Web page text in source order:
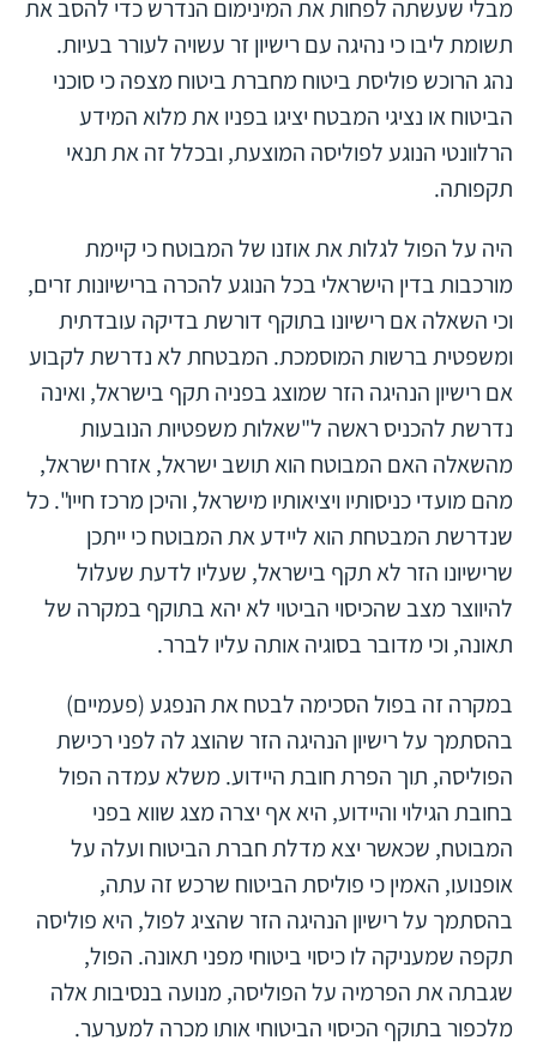
מבלי שעשתה לפחות את המינימום הנדרש כדי להסב את
תשומת ליבו כי נהיגה עם רישיון זר עשויה לעורר בעיות.
נהג הרוכש פוליסת ביטוח מחברת ביטוח מצפה כי סוכני
הביטוח או נציגי המבטח יציגו בפניו את מלוא המידע
הרלוונטי הנוגע לפוליסה המוצעת, ובכלל זה את תנאי
תקפותה.
היה על הפול לגלות את אוזנו של המבוטח כי קיימת
מורכבות בדין הישראלי בכל הנוגע להכרה ברישיונות זרים,
וכי השאלה אם רישיונו בתוקף דורשת בדיקה עובדתית
ומשפטית ברשות המוסמכת. המבטחת לא נדרשת לקבוע
אם רישיון הנהיגה הזר שמוצג בפניה תקף בישראל, ואינה
נדרשת להכניס ראשה ל"שאלות משפטיות הנובעות
מהשאלה האם המבוטח הוא תושב ישראל, אזרח ישראל,
מהם מועדי כניסותיו ויציאותיו מישראל, והיכן מרכז חייו". כל
שנדרשת המבטחת הוא ליידע את המבוטח כי ייתכן
שרישיונו הזר לא תקף בישראל, שעליו לדעת שעלול
להיווצר מצב שהכיסוי הביטוי לא יהא בתוקף במקרה של
תאונה, וכי מדובר בסוגיה אותה עליו לברר.
במקרה זה בפול הסכימה לבטח את הנפגע (פעמיים)
בהסתמך על רישיון הנהיגה הזר שהוצג לה לפני רכישת
הפוליסה, תוך הפרת חובת היידוע. משלא עמדה הפול
בחובת הגילוי והיידוע, היא אף יצרה מצג שווא בפני
המבוטח, שכאשר יצא מדלת חברת הביטוח ועלה על
אופנועו, האמין כי פוליסת הביטוח שרכש זה עתה,
בהסתמך על רישיון הנהיגה הזר שהציג לפול, היא פוליסה
תקפה שמעניקה לו כיסוי ביטוחי מפני תאונה. הפול,
שגבתה את הפרמיה על הפוליסה, מנועה בנסיבות אלה
מלכפור בתוקף הכיסוי הביטוחי אותו מכרה למערער.